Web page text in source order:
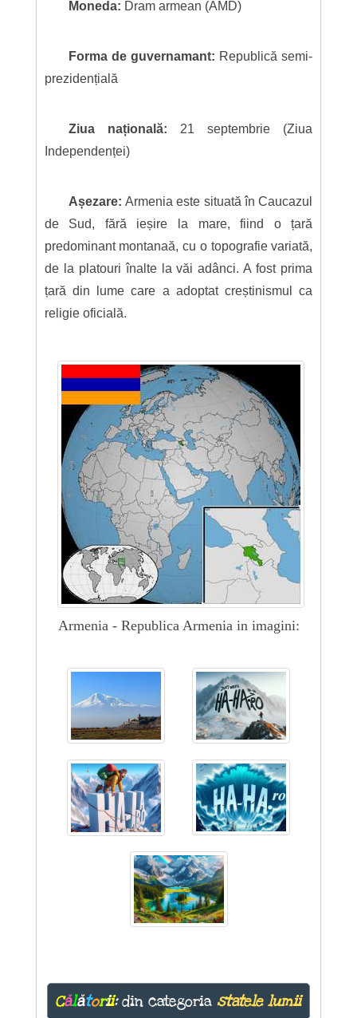
Moneda: Dram armean (AMD)
Forma de guvernamant: Republică semi-
prezidențială
Ziua națională: 21 septembrie (Ziua
Independenței)
Așezare:Armenia este situată în Caucazul
de Sud, fără ieșire la mare, fiind o țară
predominant montanaă, cu o topografie variată,
de la platouri înalte la văi adânci. A fost prima
țară din lume care a adoptat creștinismul ca
religie oficială.
Armenia - Republica Armenia in imagini:
Călătorii:din categoriastatele lumii